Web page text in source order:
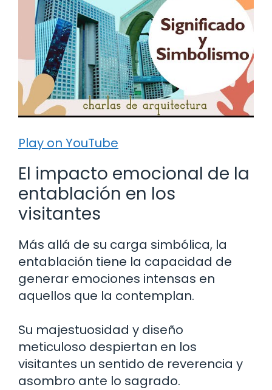
Play on YouTube
El impacto emocional de la
entablación en los
visitantes
Más allá de su carga simbólica, la
entablación tiene la capacidad de
generar emociones intensas en
aquellos que la contemplan.
Su majestuosidad y diseño
meticuloso despiertan en los
visitantes un sentido de reverencia y
asombro ante lo sagrado.